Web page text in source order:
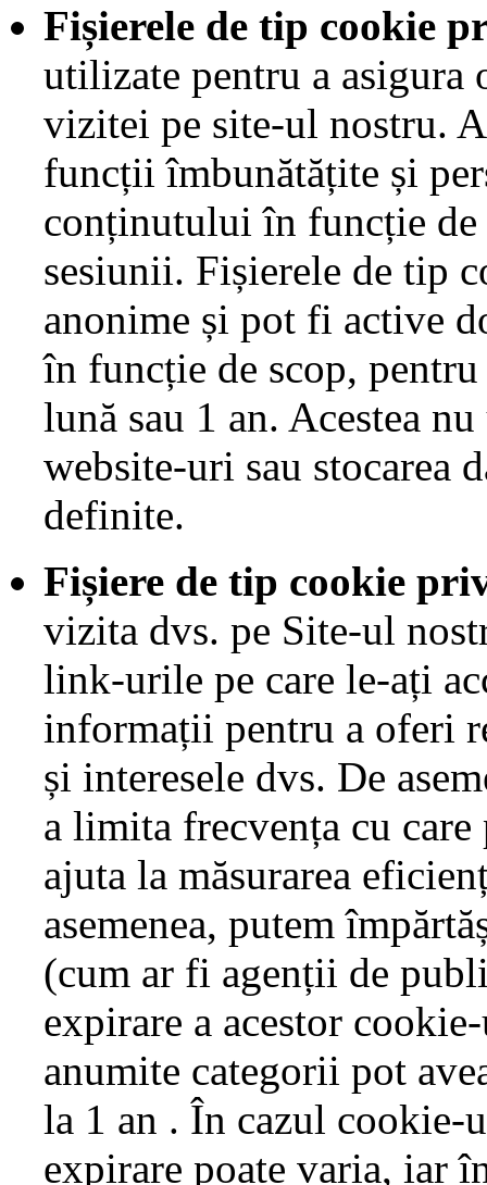
Fișierele de tip cookie
utilizate pentru a
vizitei pe site-ul nostru.
funcții îmbunătățite și
conținutului în funcție
sesiunii. Fișierele de tip
anonime și pot fi active
în funcție de scop,
lună sau 1 an. Acestea
website-uri sau stocarea
definite.
Fișiere de tip cookie
vizita dvs. pe Site-ul
link-urile pe care le-ați
informații pentru a oferi
și interesele dvs. De
a limita frecvența cu
ajuta la măsurarea
asemenea, putem
(cum ar fi agenții de
expirare a acestor
anumite categorii pot
la 1 an . În cazul cookie-
expirare poate varia, iar